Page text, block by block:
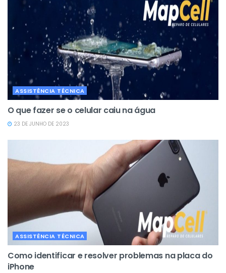
ASSISTÊNCIA TÉCNICA
O que fazer se o celular caiu na água
23 DE JUNHO DE 2023
ASSISTÊNCIA TÉCNICA
Como identificar e resolver problemas na placa do
iPhone